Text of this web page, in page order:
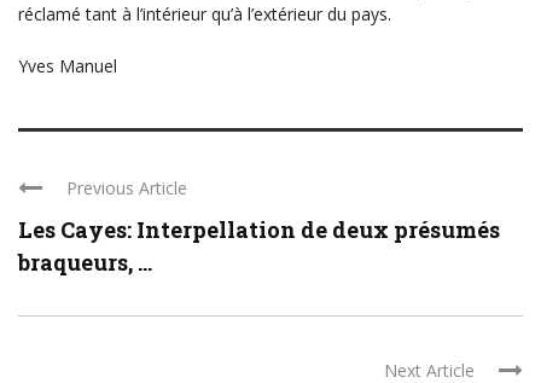
réclamé tant à l’intérieur qu’à l’extérieur du pays.
Yves Manuel
Previous Article
Les Cayes: Interpellation de deux présumés
braqueurs, ...
Next Article